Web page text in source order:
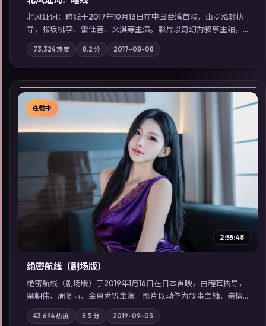
北风证词：暗线于2017年10月13日在中国台湾首映，由罗泓轸执
导，松坂桃李、雷佳音、文淇等主演。影片以奇幻为叙事主轴，
旧案重提，真相与谎言在同一条时间线上交锋；摄影与配乐强化
地域气质；站内亦可通过「国产免费观看高清电视剧在线看」延
展检索同类型高分佳作，畅享高清在线追剧体验。
73,324热度 8.2 分 2017-08-08
▶
连载中
2:55:48
绝密航线（剧场版）
绝密航线（剧场版）于2019年1月16日在日本首映，由程耳执导，
梁朝伟、周冬雨、金惠秀等主演。影片以动作为叙事主轴，亲情
与职责必须在倒计时结束前做出抉择；摄影与配乐强化地域气
质；站内亦可通过「国产免费观看高清电视剧在线看」延展检索
43,694热度 8.5 分 2019-09-05